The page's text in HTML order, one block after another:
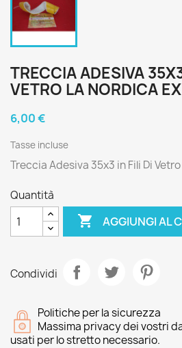
TRECCIA ADESIVA
VETRO LA NORDICA
6,00 €
Tasse incluse
Treccia Adesiva 35x3 in Fili Di
Quantità
 AGGIUNGI AL
Condividi
Politiche per la sicurezza
Massima privacy dei vostri
usati per lo stretto necessario.